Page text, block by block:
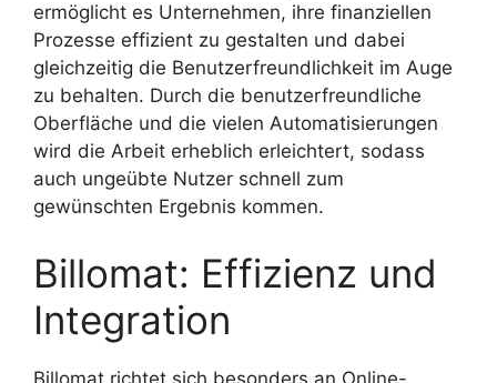
ermöglicht es Unternehmen, ihre finanziellen
Prozesse effizient zu gestalten und dabei
gleichzeitig die Benutzerfreundlichkeit im Auge
zu behalten. Durch die benutzerfreundliche
Oberfläche und die vielen Automatisierungen
wird die Arbeit erheblich erleichtert, sodass
auch ungeübte Nutzer schnell zum
gewünschten Ergebnis kommen.
Billomat: Effizienz und
Integration
Billomat richtet sich besonders an Online-